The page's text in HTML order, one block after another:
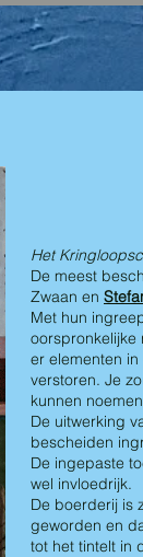
Het
De meest
Zwaan en
Met hun
oorspronkelijke
er elementen
verstoren. Je
kunnen
De uitwerking
bescheiden
De ingepaste
wel invloedrijk.
De boerderij is
geworden en
tot het tintelt in